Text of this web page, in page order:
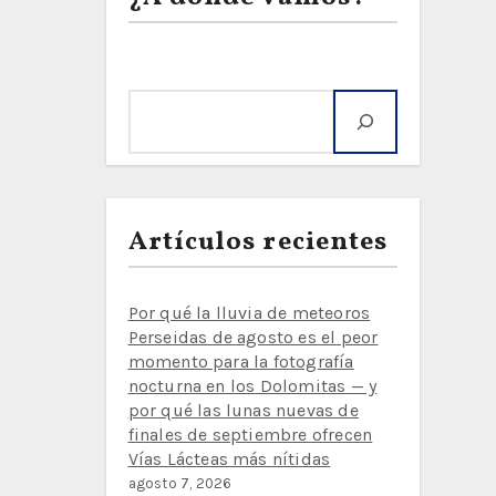
Artículos recientes
Por qué la lluvia de meteoros
Perseidas de agosto es el peor
momento para la fotografía
nocturna en los Dolomitas — y
por qué las lunas nuevas de
finales de septiembre ofrecen
Vías Lácteas más nítidas
agosto 7, 2026